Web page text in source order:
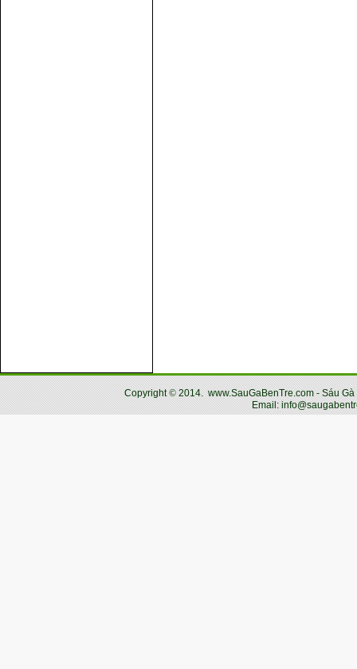
Copyright© 2014. www.SauGaBenTre.com - Sáu
Email: